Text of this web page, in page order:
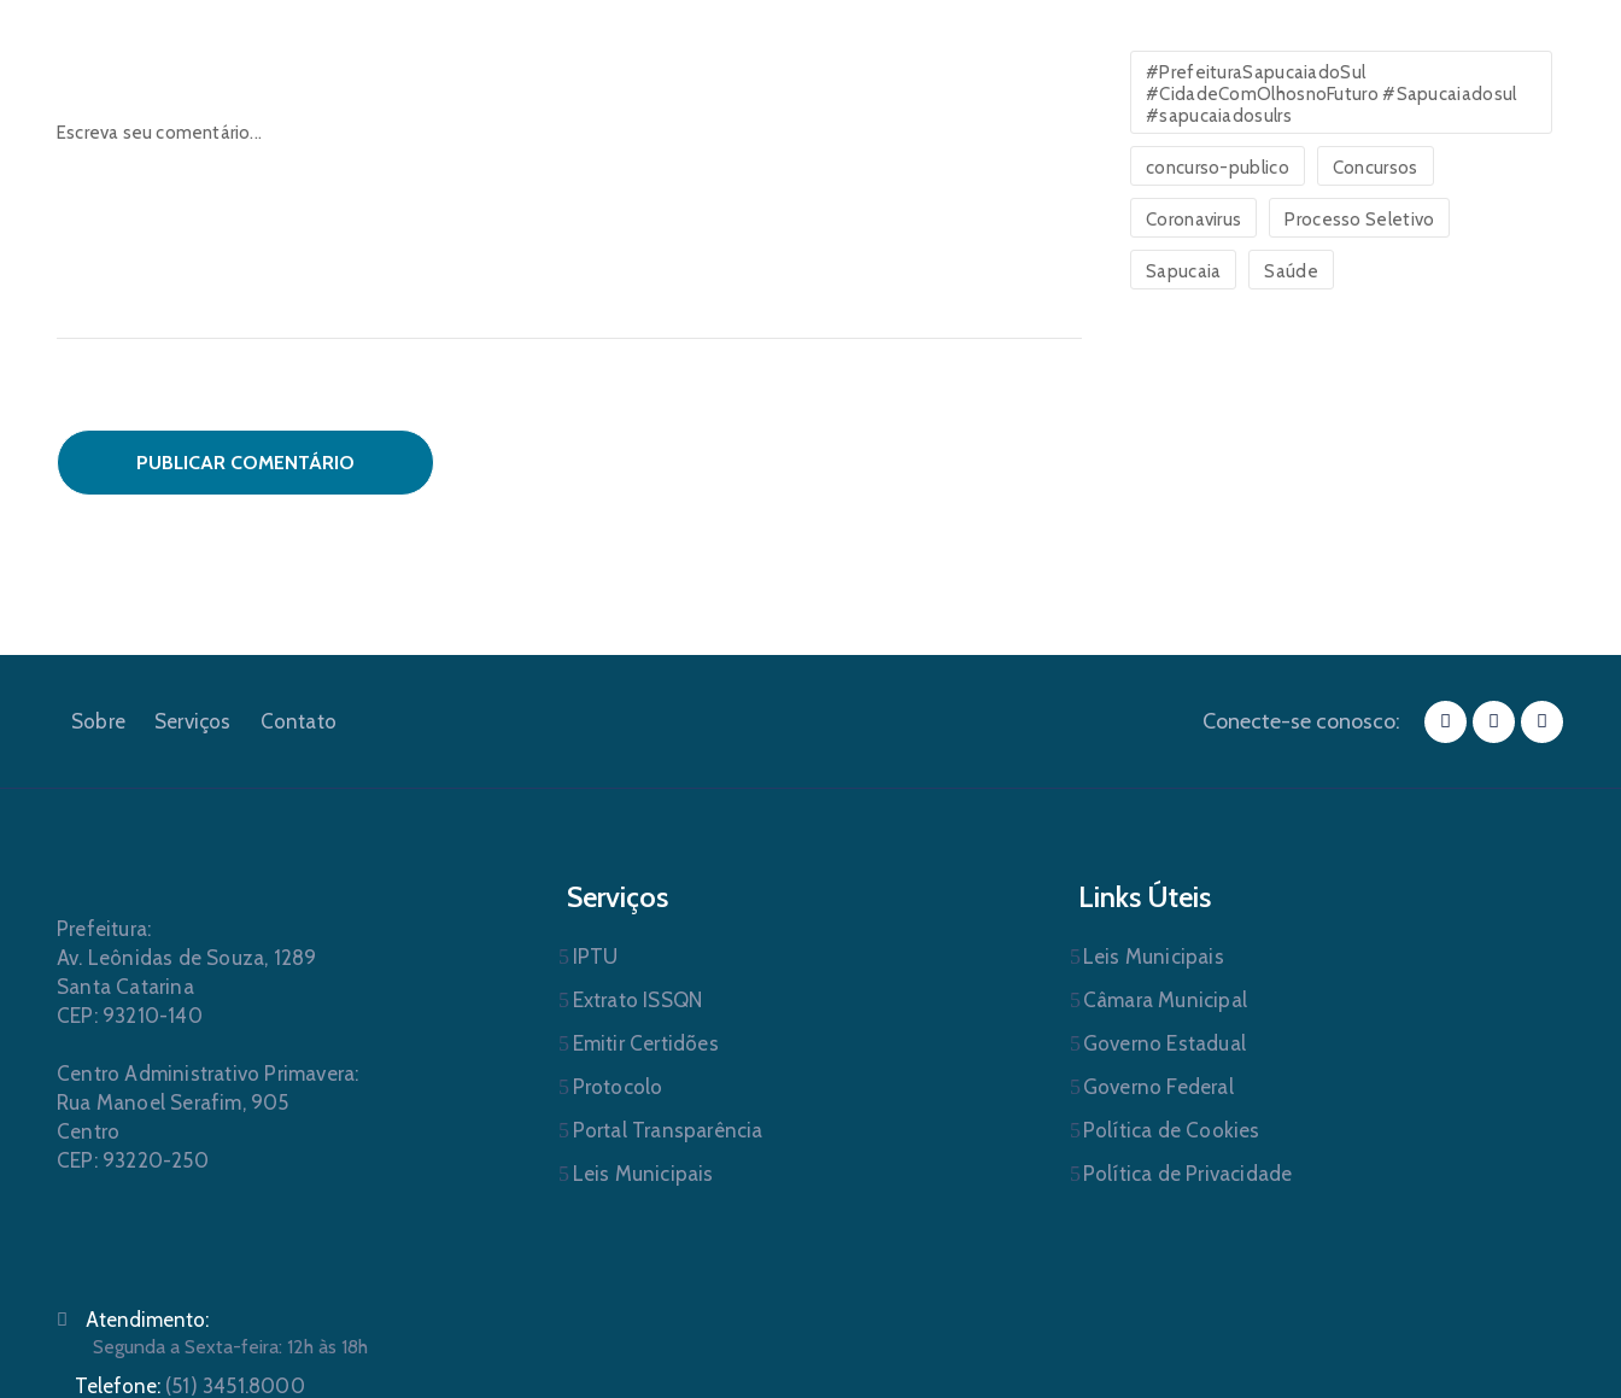
#PrefeituraSapucaiadoSul
#CidadeComOlhosnoFuturo #Sapucaiadosul
#sapucaiadosulrs
concurso-publico Concursos
Coronavirus Processo Seletivo
Sapucaia Saúde
Sobre Serviços Contato Conecte-se conosco:
Prefeitura:
Av. Leônidas de Souza, 1289
Santa Catarina
CEP: 93210-140
Centro Administrativo Primavera:
Rua Manoel Serafim, 905
Centro
CEP: 93220-250
Atendimento:
Segunda a Sexta-feira: 12h às 18h
Telefone: (51) 3451.8000
Serviços
IPTU
Extrato ISSQN
Emitir Certidões
Protocolo
Portal Transparência
Leis Municipais
Links Úteis
Leis Municipais
Câmara Municipal
Governo Estadual
Governo Federal
Política de Cookies
Política de Privacidade